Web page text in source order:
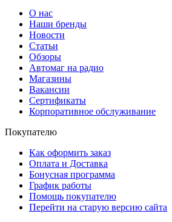
О нас
Наши бренды
Новости
Статьи
Обзоры
Автомаг на радио
Магазины
Вакансии
Сертификаты
Корпоративное обслуживание
Покупателю
Как оформить заказ
Оплата и Доставка
Бонусная программа
График работы
Помощь покупателю
Перейти на старую версию сайта